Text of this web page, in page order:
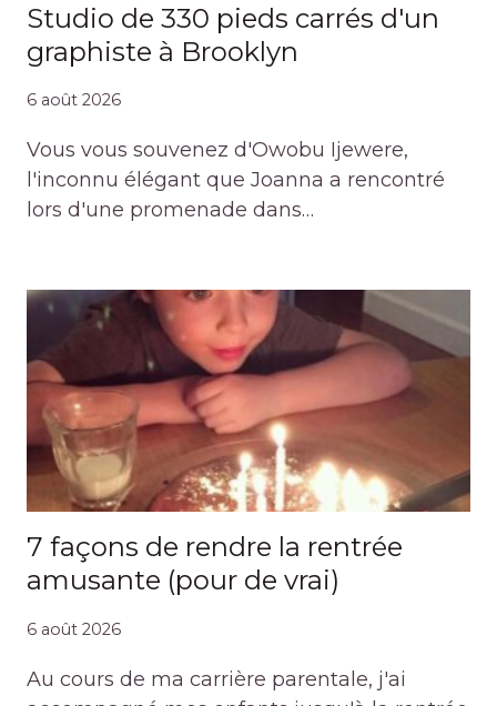
Studio de 330 pieds carrés d'un
graphiste à Brooklyn
6 août 2026
Vous vous souvenez d'Owobu Ijewere,
l'inconnu élégant que Joanna a rencontré
lors d'une promenade dans…
7 façons de rendre la rentrée
amusante (pour de vrai)
6 août 2026
Au cours de ma carrière parentale, j'ai